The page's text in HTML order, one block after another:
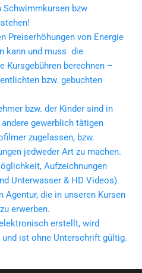
Schwimmkursen bzw
Preiserhöhungen von Energie
kann und muss die
Kursgebühren berechnen –
bzw. gebuchten
bzw. der Kinder sind in
gewerblich tätigen
zugelassen, bzw.
jedweder Art zu machen.
Aufzeichnungen
Unterwasser & HD Videos)
Agentur, die in unseren Kursen
erwerben.
erstellt, wird
ist ohne Unterschrift gültig.